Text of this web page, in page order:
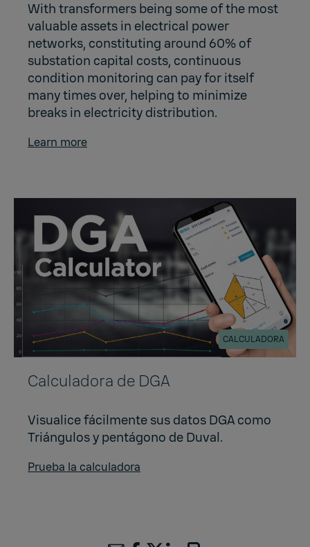
With transformers being some of the most
valuable assets in electrical power
networks, constituting around 60% of
substation capital costs, continuous
condition monitoring can pay for itself
many times over, helping to minimize
breaks in electricity distribution.
Learn more
CALCULADORA
Calculadora de DGA
Visualice fácilmente sus datos DGA como
Triángulos y pentágono de Duval.
Prueba la calculadora